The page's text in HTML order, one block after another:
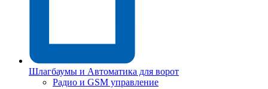
Шлагбаумы и Автоматика для ворот
Радио и GSM управление